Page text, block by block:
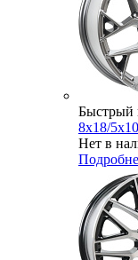
Быстрый
8x18/
Нет в